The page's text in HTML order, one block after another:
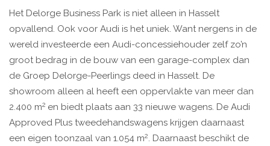
Het Delorge Business Park is niet alleen in Hasselt
opvallend. Ook voor Audi is het uniek. Want nergens in de
wereld investeerde een Audi-concessiehouder zelf zo’n
groot bedrag in de bouw van een garage-complex dan
de Groep Delorge-Peerlings deed in Hasselt. De
showroom alleen al heeft een oppervlakte van meer dan
2.400 m2 en biedt plaats aan 33 nieuwe wagens. De Audi
Approved Plus tweedehandswagens krijgen daarnaast
een eigen toonzaal van 1.054 m2. Daarnaast beschikt de